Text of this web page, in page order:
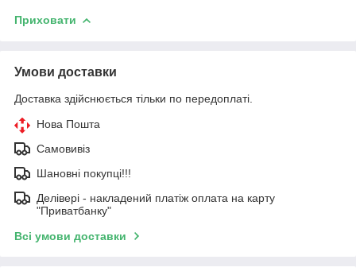
Приховати
Умови доставки
Доставка здійснюється тільки по передоплаті.
Нова Пошта
Самовивіз
Шановні покупці!!!
Делівері - накладений платіж оплата на карту
"Приватбанку"
Всі умови доставки